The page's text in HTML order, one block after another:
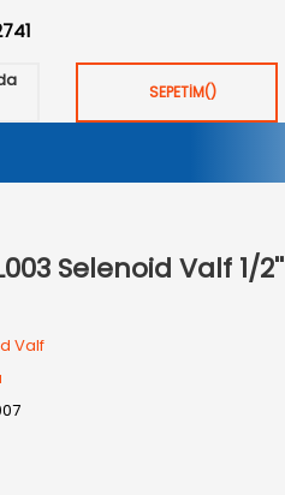
SEPETİM()
Selenoid Valf 1/2''
Valf